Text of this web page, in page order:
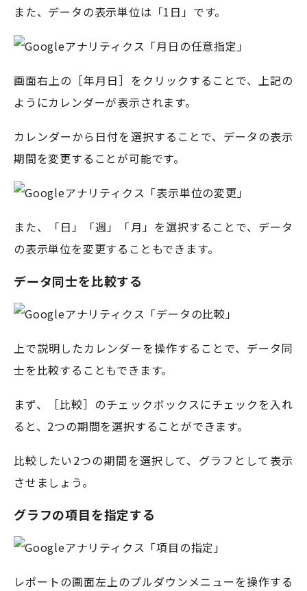
また、データの表示単位は「1日」です。
画面右上の［年月日］をクリックすることで、上記の
ようにカレンダーが表示されます。
カレンダーから日付を選択することで、データの表示
期間を変更することが可能です。
また、「日」「週」「月」を選択することで、データ
の表示単位を変更することもできます。
データ同士を比較する
上で説明したカレンダーを操作することで、データ同
士を比較することもできます。
まず、［比較］のチェックボックスにチェックを入れ
ると、2つの期間を選択することができます。
比較したい2つの期間を選択して、グラフとして表示
させましょう。
グラフの項目を指定する
レポートの画面左上のプルダウンメニューを操作する